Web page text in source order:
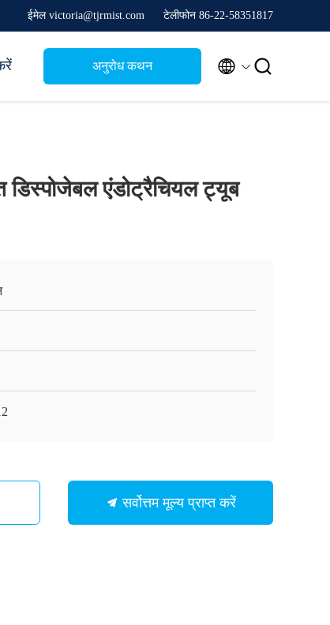
ईमेल victoria@tjrmist.com टेलीफोन 86-22-58351817
अनुरोध कथन  
डिस्पोजेबल एंडोट्रैचियल ट्यूब
सर्वोत्तम मूल्य प्राप्त करें